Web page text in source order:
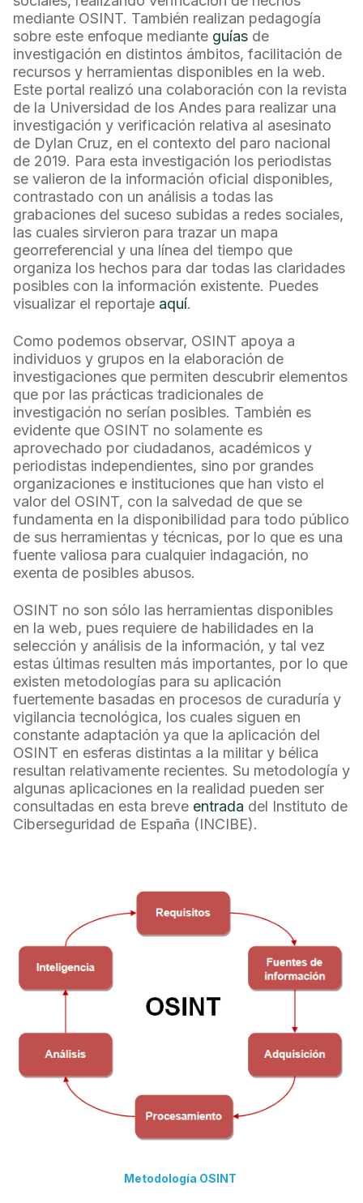
mediante OSINT. También realizan pedagogía
sobre este enfoque mediante guías de
investigación en distintos ámbitos, facilitación de
recursos y herramientas disponibles en la web.
Este portal realizó una colaboración con la revista
de la Universidad de los Andes para realizar una
investigación y verificación relativa al asesinato
de Dylan Cruz, en el contexto del paro nacional
de 2019. Para esta investigación los periodistas
se valieron de la información oficial disponibles,
contrastado con un análisis a todas las
grabaciones del suceso subidas a redes sociales,
las cuales sirvieron para trazar un mapa
georreferencial y una línea del tiempo que
organiza los hechos para dar todas las claridades
posibles con la información existente. Puedes
visualizar el reportaje aquí.
Como podemos observar, OSINT apoya a
individuos y grupos en la elaboración de
investigaciones que permiten descubrir elementos
que por las prácticas tradicionales de
investigación no serían posibles. También es
evidente que OSINT no solamente es
aprovechado por ciudadanos, académicos y
periodistas independientes, sino por grandes
organizaciones e instituciones que han visto el
valor del OSINT, con la salvedad de que se
fundamenta en la disponibilidad para todo público
de sus herramientas y técnicas, por lo que es una
fuente valiosa para cualquier indagación, no
exenta de posibles abusos.
OSINT no son sólo las herramientas disponibles
en la web, pues requiere de habilidades en la
selección y análisis de la información, y tal vez
estas últimas resulten más importantes, por lo que
existen metodologías para su aplicación
fuertemente basadas en procesos de curaduría y
vigilancia tecnológica, los cuales siguen en
constante adaptación ya que la aplicación del
OSINT en esferas distintas a la militar y bélica
resultan relativamente recientes. Su metodología y
algunas aplicaciones en la realidad pueden ser
consultadas en esta breve entrada del Instituto de
Ciberseguridad de España (INCIBE).
Metodología OSINT